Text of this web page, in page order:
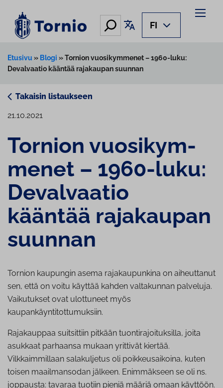
sisältöön
Hae Käännä sivu
FI
Etusivu » Blogi »Tornion vuosikymmenet – 1960-luku:
Devalvaatio kääntää rajakaupan suunnan
Takaisin listaukseen
21.10.2021
Tornion vuo­si­kym­
me­net – 1960-luku:
Devalvaatio
kääntää rajakaupan
suunnan
Tornion kaupungin asema rajakaupunkina on aiheuttanut
sen, että on voitu käyttää kahden valtakunnan palveluja.
Vaikutukset ovat ulottuneet myös
kaupankäyntitottumuksiin.
Rajakauppaa suitsittiin pitkään tuontirajoituksilla, joita
asukkaat parhaansa mukaan yrittivät kiertää.
Vilkkaimmillaan salakuljetus oli poikkeusaikoina, kuten
toisen maailmansodan jälkeen. Enimmäkseen se oli ns.
joppausta: tavaraa tuotiin pieniä määriä omaan käyttöön.